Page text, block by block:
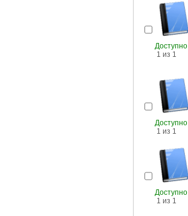
Доступно
1 из 1
Доступно
1 из 1
Доступно
1 из 1